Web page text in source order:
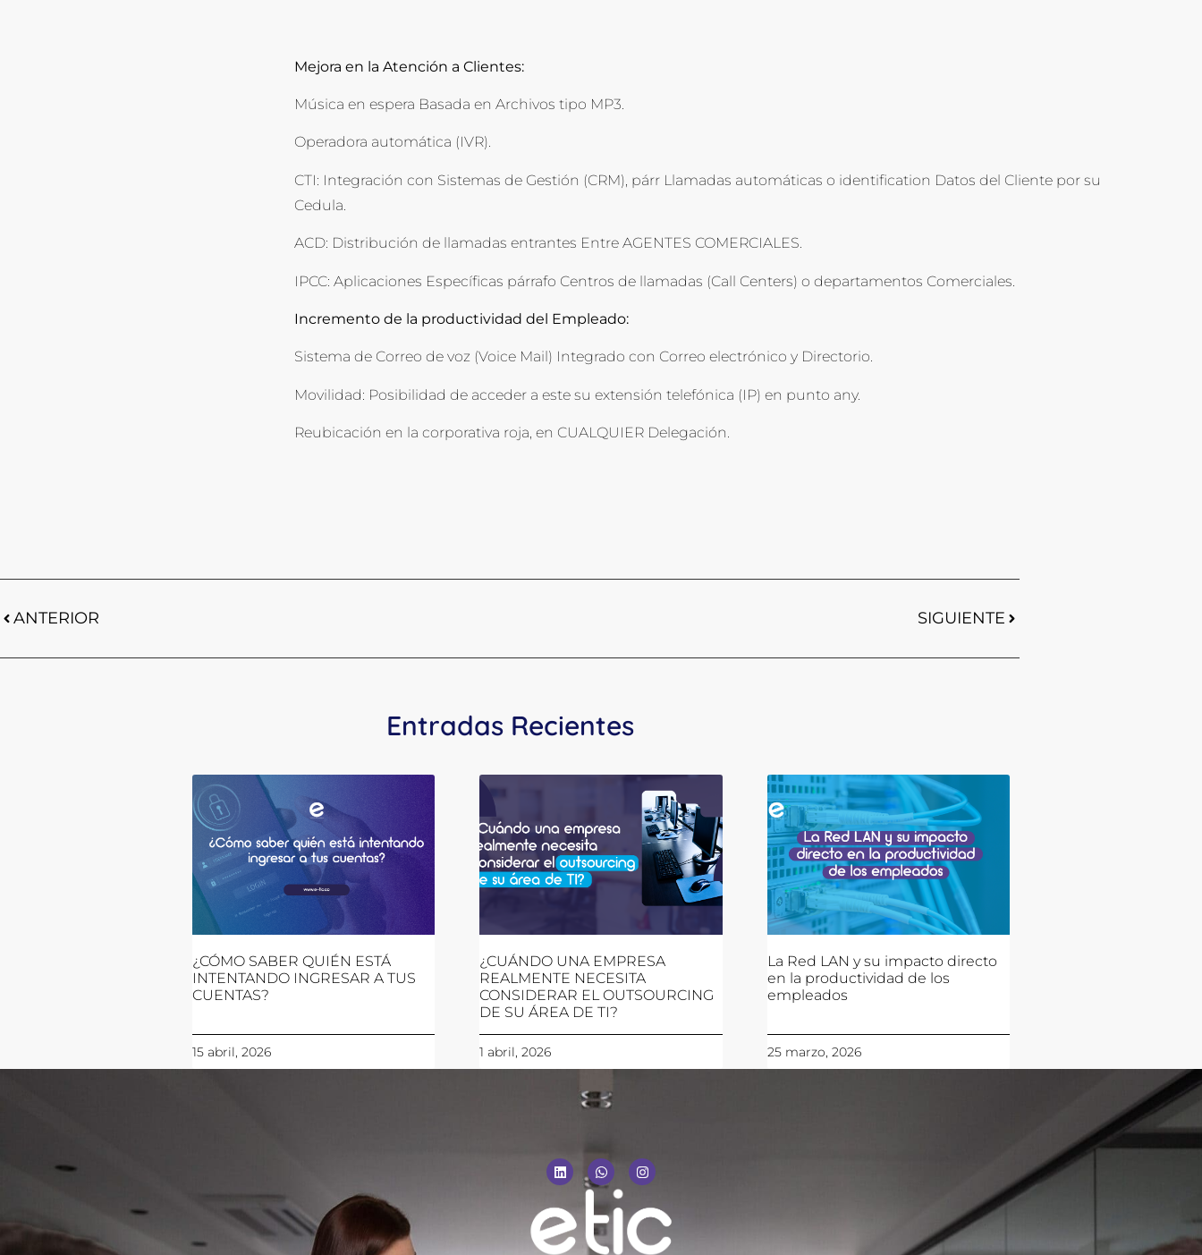
Mejora en la Atención a Clientes:
Música en espera Basada en Archivos tipo MP3.
Operadora automática (IVR).
CTI: Integración con Sistemas de Gestión (CRM), párr Llamadas automáticas o identification Datos del Cliente por su
Cedula.
ACD: Distribución de llamadas entrantes Entre AGENTES COMERCIALES.
IPCC: Aplicaciones Específicas párrafo Centros de llamadas (Call Centers) o departamentos Comerciales.
Incremento de la productividad del Empleado:
Sistema de Correo de voz (Voice Mail) Integrado con Correo electrónico y Directorio.
Movilidad: Posibilidad de acceder a este su extensión telefónica (IP) en punto any.
Reubicación en la corporativa roja, en CUALQUIER Delegación.
ANTERIOR SIGUIENTE
Entradas Recientes
¿CÓMO SABER QUIÉN ESTÁ
INTENTANDO INGRESAR A TUS
CUENTAS?
15 abril, 2026
¿CUÁNDO UNA EMPRESA
REALMENTE NECESITA
CONSIDERAR EL OUTSOURCING
DE SU ÁREA DE TI?
1 abril, 2026
La Red LAN y su impacto directo
en la productividad de los
empleados
25 marzo, 2026